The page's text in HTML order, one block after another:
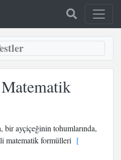
ayçiçeğinin tohumlarında,
matematik formülleri [